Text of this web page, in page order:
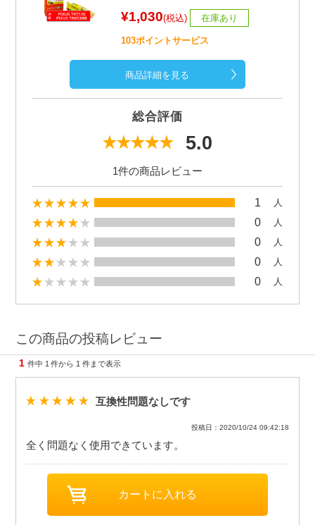
¥1,030(税込) 在庫あり
103ポイントサービス
商品詳細を見る
総合評価
5.0
1件の商品レビュー
1 人
0 人
0 人
0 人
0 人
この商品の投稿レビュー
1 件中 1 件から 1 件まで表示
互換性問題なしです
投稿日：2020/10/24 09:42:18
全く問題なく使用できています。